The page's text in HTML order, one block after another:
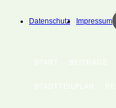
Datenschutz Impressum